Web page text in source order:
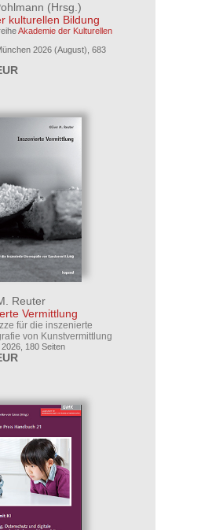
(Hrsg.)
kulturellen Bildung
Akademie der Kulturellen
2026 (August), 683
Reuter
Vermittlung
für die inszenierte
von Kunstvermittlung
180 Seiten